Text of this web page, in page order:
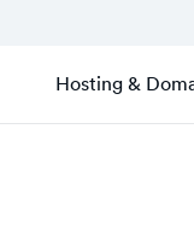
Hosting &